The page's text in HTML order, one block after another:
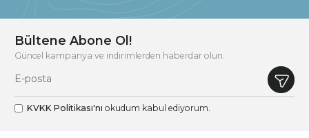
Bültene Abone Ol!
Güncel kampanya ve indirimlerden haberdar olun.
KVKK Politikası'nı okudum kabul ediyorum.